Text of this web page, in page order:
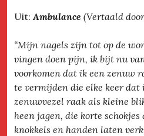
Uit: Ambulance (Vertaald
“Mijn nagels zijn tot op de
vingen doen pijn, ik bijt nu
voorkomen dat ik een zenuw
te vermijden die elke keer
zenuwvezel raak als kleine
heen jagen, die korte
knokkels en handen laten